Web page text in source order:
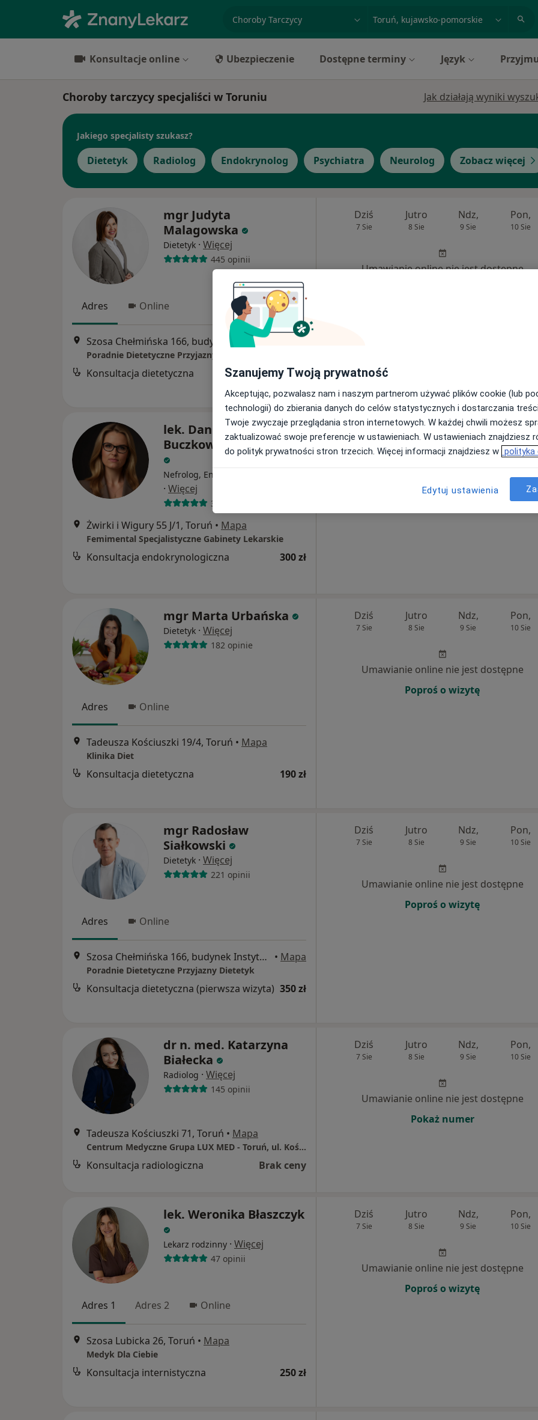
miasto lub dzielnica
Konsultacje online Ubezpieczenie Dostępne terminy Język
Choroby tarczycy specjaliści w Toruniu Jak działają wyniki
Jakiego specjalisty szukasz?
Dietetyk Radiolog Endokrynolog Psychiatra Neurolog Zobacz więcej
mgr Judyta
Malagowska
Dietetyk · Więcej
445 opinii
Adres Online
Szosa Chełmińska 166, budynek Instytutu Ireny Eris, I pietro, Toruń Mapa
Poradnie Dietetyczne Przyjazny Dietetyk
Konsultacja dietetyczna 200 zł
Dziś
7 Sie
Jutro
8 Sie
Ndz,
9 Sie
Pon,
10 Sie
Umawianie online nie jest dostępne
lek. Danuta
Buczkowska-Szymaszek
Nefrolog, Endokrynolog, Internista
· Więcej
394 opinie
Żwirki i Wigury 55 J/1, Toruń • Mapa
Femimental Specjalistyczne Gabinety Lekarskie
Konsultacja endokrynologiczna 300 zł
Dziś
7 Sie
Jutro
8 Sie
Ndz,
9 Sie
Pon,
10 Sie
mgr Marta Urbańska
Dietetyk · Więcej
182 opinie
Adres Online
Tadeusza Kościuszki 19/4, Toruń • Mapa
Klinika Diet
Konsultacja dietetyczna 190 zł
Dziś
7 Sie
Jutro
8 Sie
Ndz,
9 Sie
Pon,
10 Sie
Umawianie online nie jest dostępne
Poproś o wizytę
mgr Radosław
Siałkowski
Dietetyk · Więcej
221 opinii
Adres Online
Szosa Chełmińska 166, budynek Instytutu Ireny Eris, I pietro, Toruń • Mapa
Poradnie Dietetyczne Przyjazny Dietetyk
Konsultacja dietetyczna (pierwsza wizyta) 350 zł
Dziś
7 Sie
Jutro
8 Sie
Ndz,
9 Sie
Pon,
10 Sie
Umawianie online nie jest dostępne
Poproś o wizytę
dr n. med. Katarzyna
Białecka
Radiolog · Więcej
145 opinii
Tadeusza Kościuszki 71, Toruń • Mapa
Centrum Medyczne Grupa LUX MED - Toruń, ul. Kościuszki 71
Konsultacja radiologiczna Brak ceny
Dziś
7 Sie
Jutro
8 Sie
Ndz,
9 Sie
Pon,
10 Sie
Umawianie online nie jest dostępne
Pokaż numer
lek. Weronika Błaszczyk
Lekarz rodzinny · Więcej
47 opinii
Adres 1 Adres 2 Online
Szosa Lubicka 26, Toruń • Mapa
Medyk Dla Ciebie
Konsultacja internistyczna 250 zł
Dziś
7 Sie
Jutro
8 Sie
Ndz,
9 Sie
Pon,
10 Sie
Umawianie online nie jest dostępne
Poproś o wizytę
Szanujemy Twoją prywatność
Akceptując, pozwalasz nam i naszym partnerom używać plików cookie (lub
technologii) do zbierania danych do celów statystycznych i dostarczania
Twoje zwyczaje przeglądania stron internetowych. W każdej chwili możesz
zaktualizować swoje preferencje w ustawieniach. W ustawieniach znajdziesz
do polityk prywatności stron trzecich. Więcej informacji znajdziesz w polityka
Edytuj ustawienia